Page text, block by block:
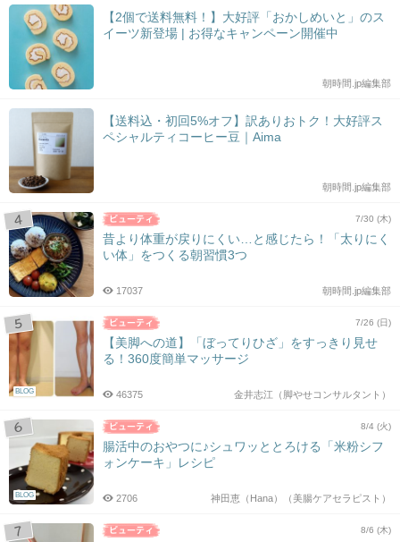
【2個で送料無料！】大好評「おかしめいと」のス
イーツ新登場 | お得なキャンペーン開催中
朝時間.jp編集部
【送料込・初回5%オフ】訳ありおトク！大好評ス
ペシャルティコーヒー豆｜Aima
朝時間.jp編集部
7/30 (木)
昔より体重が戻りにくい…と感じたら！「太りにく
い体」をつくる朝習慣3つ
朝時間.jp編集部
17037
BLOG
7/26 (日)
【美脚への道】「ぼってりひざ」をすっきり見せ
る！360度簡単マッサージ
金井志江（脚やせコンサルタント）
46375
BLOG
8/4 (火)
腸活中のおやつに♪シュワッととろける「米粉シフ
ォンケーキ」レシピ
神田恵（Hana）（美腸ケアセラピスト）
2706
8/6 (木)